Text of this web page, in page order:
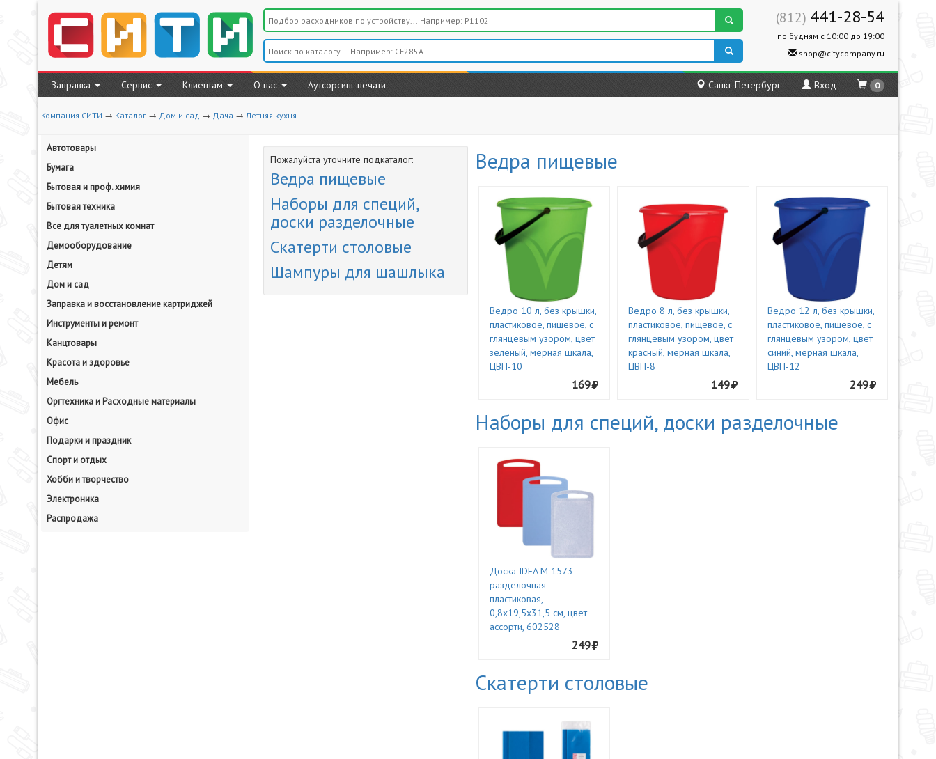
(812) 441-28-54
по будням с 10:00 до 19:00
shop@citycompany.ru
Заправка Сервис Клиентам О нас Аутсорсинг печати Санкт-Петербург Вход 0
Компания СИТИ → Каталог → Дом и сад → Дача → Летняя кухня
Автотовары
Бумага
Бытовая и проф. химия
Бытовая техника
Все для туалетных комнат
Демооборудование
Детям
Дом и сад
Заправка и восстановление картриджей
Инструменты и ремонт
Канцтовары
Красота и здоровье
Мебель
Оргтехника и Расходные материалы
Офис
Подарки и праздник
Спорт и отдых
Хобби и творчество
Электроника
Распродажа
Пожалуйста уточните подкаталог:
Ведра пищевые
Наборы для специй,
доски разделочные
Скатерти столовые
Шампуры для шашлыка
Ведра пищевые
Ведро 10 л, без крышки,
пластиковое, пищевое, с
глянцевым узором, цвет
зеленый, мерная шкала,
ЦВП-10
169
Ведро 8 л, без крышки,
пластиковое, пищевое, с
глянцевым узором, цвет
красный, мерная шкала,
ЦВП-8
149
Ведро 12 л, без крышки,
пластиковое, пищевое, с
глянцевым узором, цвет
синий, мерная шкала,
ЦВП-12
249
Наборы для специй, доски разделочные
Доска IDEA М 1573
разделочная
пластиковая,
0,8х19,5х31,5 см, цвет
ассорти, 602528
249
Скатерти столовые